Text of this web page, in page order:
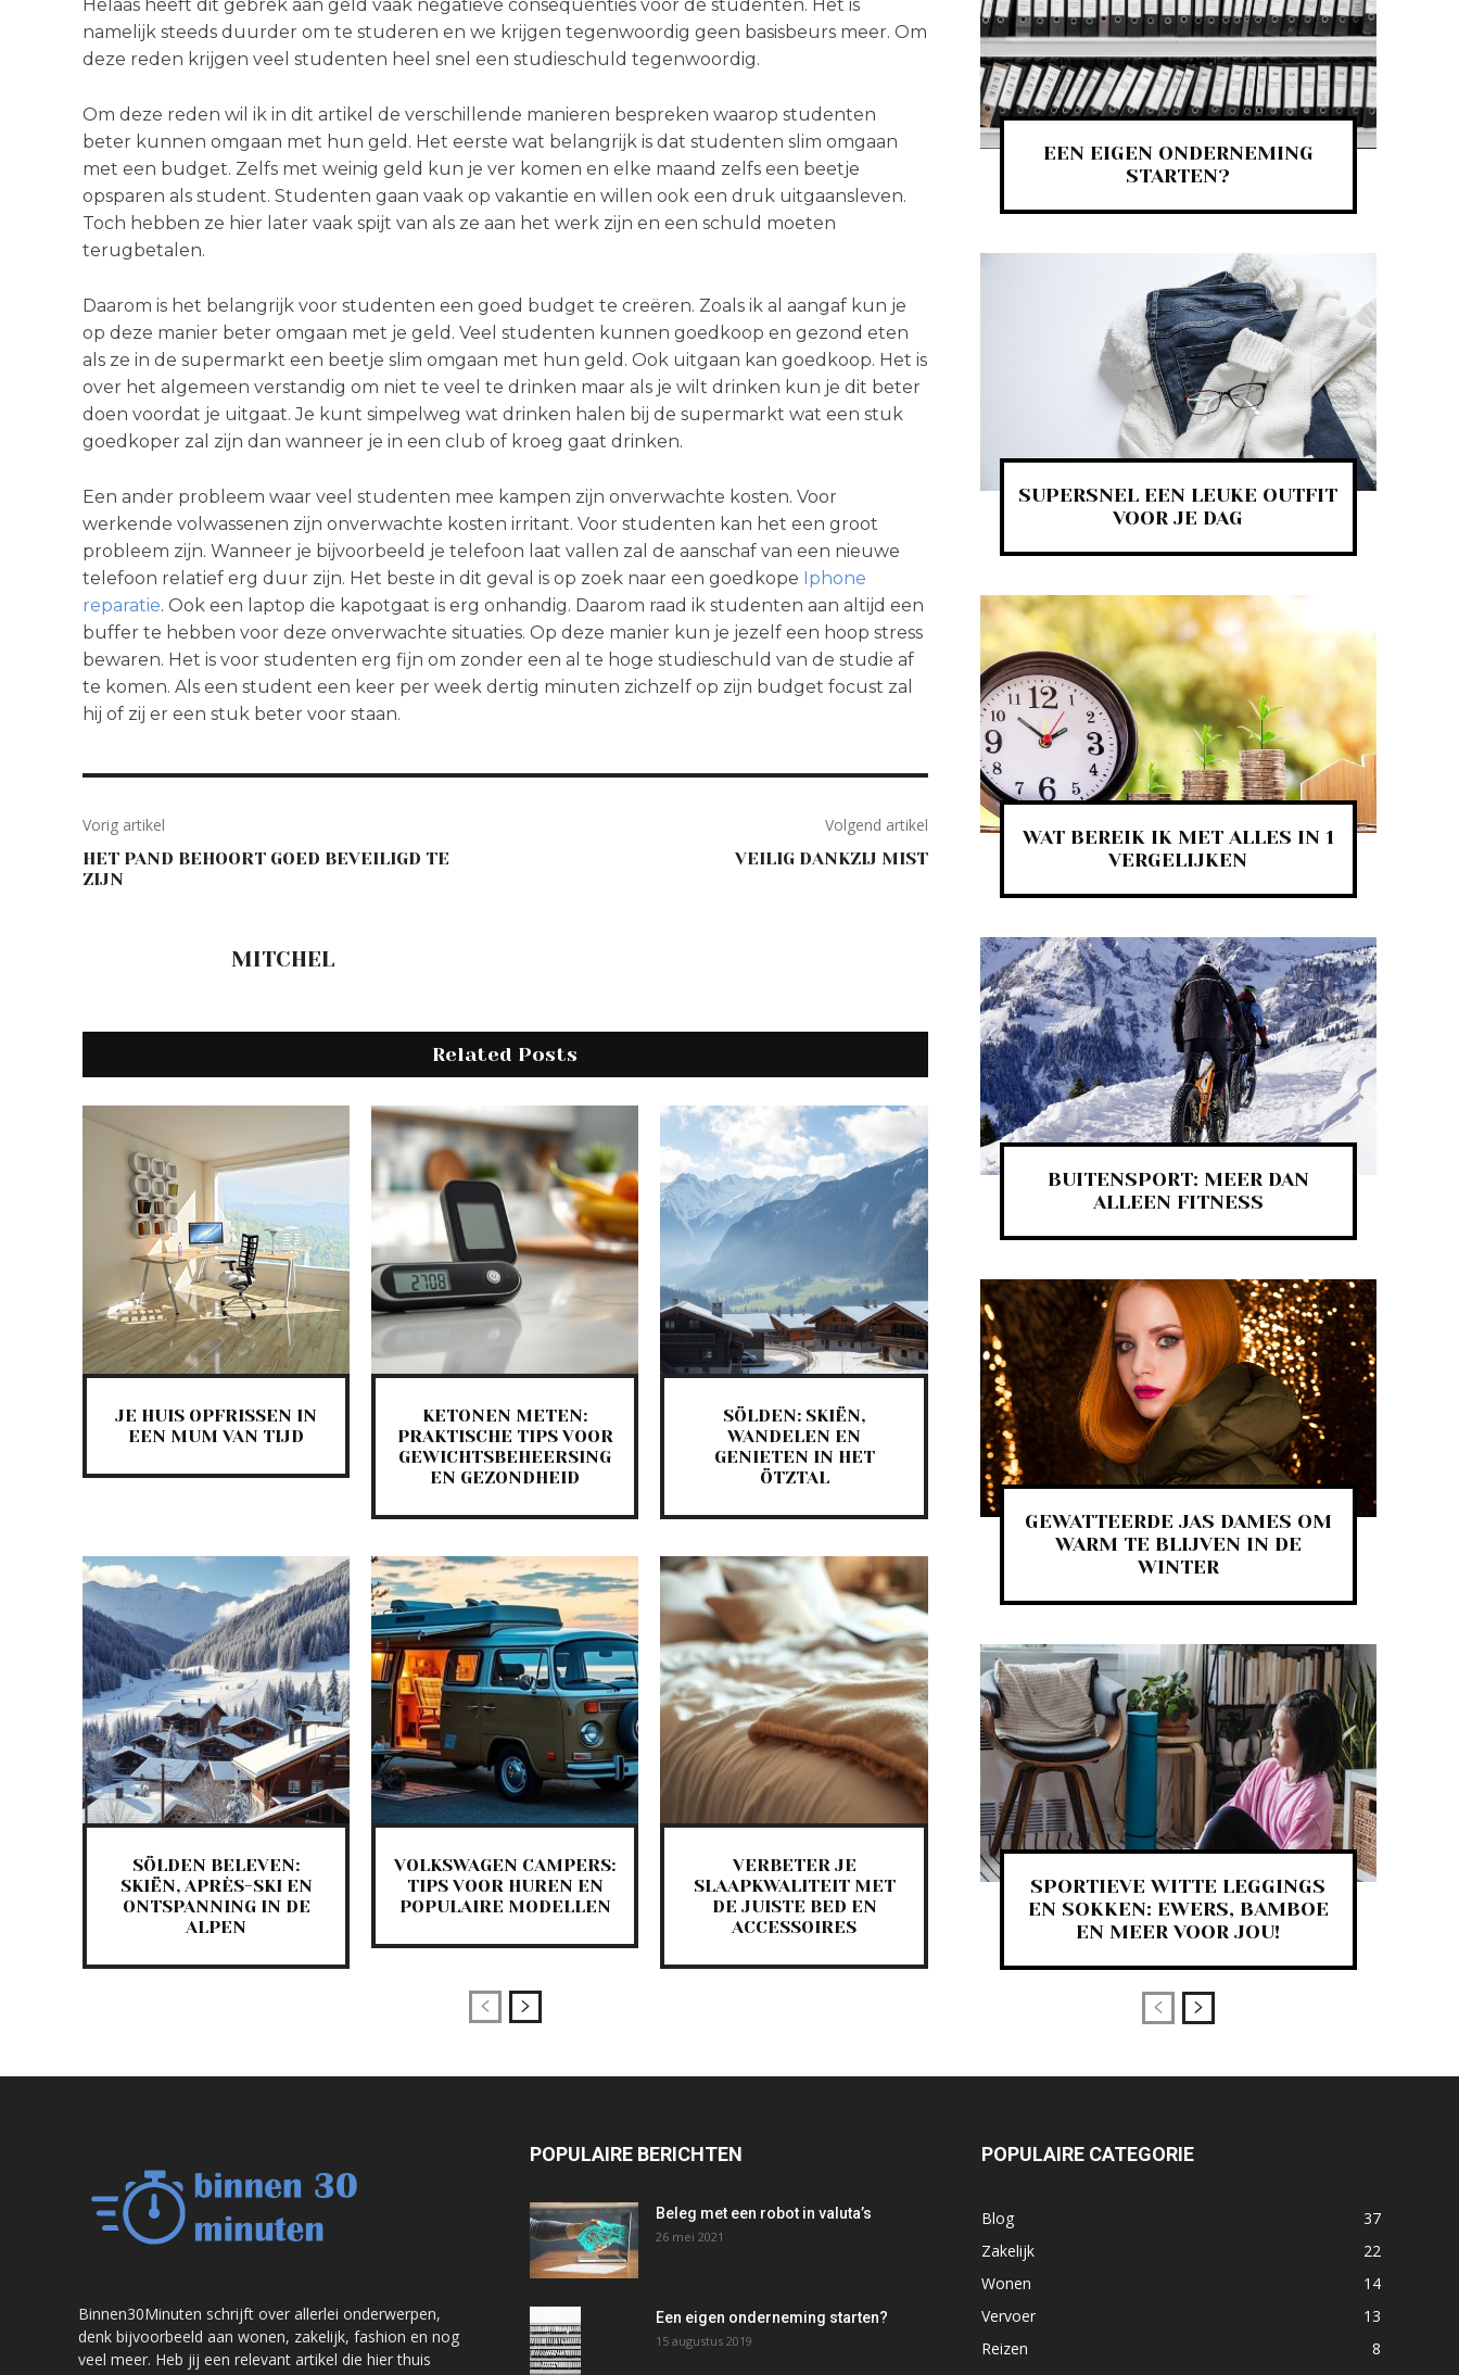
Helaas heeft dit gebrek aan geld vaak negatieve consequenties voor de studenten. Het is
namelijk steeds duurder om te studeren en we krijgen tegenwoordig geen basisbeurs meer. Om
deze reden krijgen veel studenten heel snel een studieschuld tegenwoordig.
Om deze reden wil ik in dit artikel de verschillende manieren bespreken waarop studenten
beter kunnen omgaan met hun geld. Het eerste wat belangrijk is dat studenten slim omgaan
met een budget. Zelfs met weinig geld kun je ver komen en elke maand zelfs een beetje
opsparen als student. Studenten gaan vaak op vakantie en willen ook een druk uitgaansleven.
Toch hebben ze hier later vaak spijt van als ze aan het werk zijn en een schuld moeten
terugbetalen.
Daarom is het belangrijk voor studenten een goed budget te creëren. Zoals ik al aangaf kun je
op deze manier beter omgaan met je geld. Veel studenten kunnen goedkoop en gezond eten
als ze in de supermarkt een beetje slim omgaan met hun geld. Ook uitgaan kan goedkoop. Het is
over het algemeen verstandig om niet te veel te drinken maar als je wilt drinken kun je dit beter
doen voordat je uitgaat. Je kunt simpelweg wat drinken halen bij de supermarkt wat een stuk
goedkoper zal zijn dan wanneer je in een club of kroeg gaat drinken.
Een ander probleem waar veel studenten mee kampen zijn onverwachte kosten. Voor
werkende volwassenen zijn onverwachte kosten irritant. Voor studenten kan het een groot
probleem zijn. Wanneer je bijvoorbeeld je telefoon laat vallen zal de aanschaf van een nieuwe
telefoon relatief erg duur zijn. Het beste in dit geval is op zoek naar een goedkope Iphone
reparatie. Ook een laptop die kapotgaat is erg onhandig. Daarom raad ik studenten aan altijd een
buffer te hebben voor deze onverwachte situaties. Op deze manier kun je jezelf een hoop stress
bewaren. Het is voor studenten erg fijn om zonder een al te hoge studieschuld van de studie af
te komen. Als een student een keer per week dertig minuten zichzelf op zijn budget focust zal
hij of zij er een stuk beter voor staan.
Vorig artikel
HET PAND BEHOORT GOED BEVEILIGD TE
ZIJN
Volgend artikel
VEILIG DANKZIJ MIST
MITCHEL
Related Posts
JE HUIS OPFRISSEN IN
EEN MUM VAN TIJD
KETONEN METEN:
PRAKTISCHE TIPS VOOR
GEWICHTSBEHEERSING
EN GEZONDHEID
SÖLDEN: SKIËN,
WANDELEN EN
GENIETEN IN HET
ÖTZTAL
SÖLDEN BELEVEN:
SKIËN, APRÈS-SKI EN
ONTSPANNING IN DE
ALPEN
VOLKSWAGEN CAMPERS:
TIPS VOOR HUREN EN
POPULAIRE MODELLEN
VERBETER JE
SLAAPKWALITEIT MET
DE JUISTE BED EN
ACCESSOIRES
EEN EIGEN ONDERNEMING
STARTEN?
SUPERSNEL EEN LEUKE OUTFIT
VOOR JE DAG
WAT BEREIK IK MET ALLES IN 1
VERGELIJKEN
BUITENSPORT: MEER DAN
ALLEEN FITNESS
GEWATTEERDE JAS DAMES OM
WARM TE BLIJVEN IN DE
WINTER
SPORTIEVE WITTE LEGGINGS
EN SOKKEN: EWERS, BAMBOE
EN MEER VOOR JOU!
Binnen30Minuten schrijft over allerlei onderwerpen,
denk bijvoorbeeld aan wonen, zakelijk, fashion en nog
veel meer. Heb jij een relevant artikel die hier thuis
POPULAIRE BERICHTEN
Beleg met een robot in valuta’s
26 mei 2021
Een eigen onderneming starten?
15 augustus 2019
POPULAIRE CATEGORIE
Blog
37
Zakelijk
22
Wonen
14
Vervoer
13
Reizen
8